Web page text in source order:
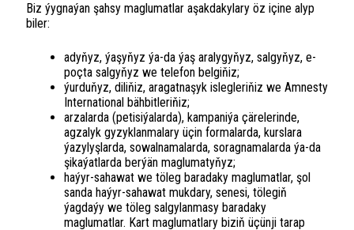
Biz ýygnaýan şahsy maglumatlar aşakdakylary öz içine alyp
biler:
adyňyz, ýaşyňyz ýa-da ýaş aralygyňyz, salgyňyz, e-
poçta salgyňyz we telefon belgiňiz;
ýurduňyz, diliňiz, aragatnaşyk islegleriňiz we Amnesty
International bähbitleriňiz;
arzalarda (petisiýalarda), kampaniýa çärelerinde,
agzalyk gyzyklanmalary üçin formalarda, kurslara
ýazylyşlarda, sowalnamalarda, soragnamalarda ýa-da
şikaýatlarda berýän maglumatyňyz;
haýyr-sahawat we töleg baradaky maglumatlar, şol
sanda haýyr-sahawat mukdary, senesi, tölegiň
ýagdaýy we töleg salgylanmasy baradaky
maglumatlar. Kart maglumatlary biziň üçünji tarap